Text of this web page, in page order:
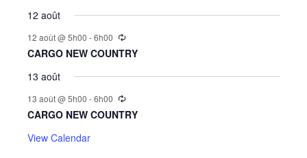
12 août
12 août @ 5h00 -6h00
CARGO NEW COUNTRY
13 août
13 août @ 5h00 -6h00
CARGO NEW COUNTRY
View Calendar